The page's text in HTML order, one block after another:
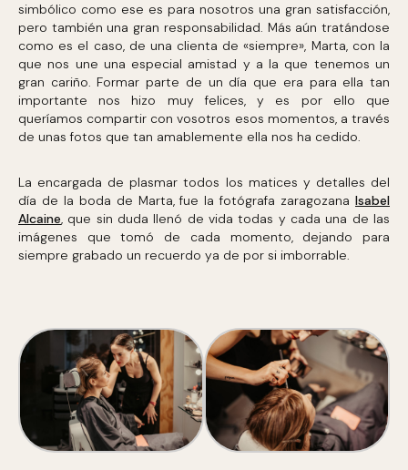
simbólico como ese es para nosotros una gran satisfacción,
pero también una gran responsabilidad. Más aún tratándose
como es el caso, de una clienta de «siempre», Marta, con la
que nos une una especial amistad y a la que tenemos un
gran cariño. Formar parte de un día que era para ella tan
importante nos hizo muy felices, y es por ello que
queríamos compartir con vosotros esos momentos, a través
de unas fotos que tan amablemente ella nos ha cedido.
La encargada de plasmar todos los matices y detalles del
día de la boda de Marta, fue la fotógrafa zaragozana Isabel
Alcaine, que sin duda llenó de vida todas y cada una de las
imágenes que tomó de cada momento, dejando para
siempre grabado un recuerdo ya de por si imborrable.